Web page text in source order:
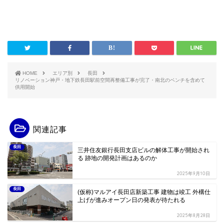
HOME エリア別
長田
リノベーション神戸・地下鉄長田駅前空間再整備工事が完了・南北のベンチを含めて
供用開始
関連記事
長田
三井住友銀行長田支店ビルの解体工事が開始され
る 跡地の開発計画はあるのか
2025年9月10日
長田
(仮称)マルアイ長田店新築工事 建物は竣工 外構仕
上げが進みオープン日の発表が待たれる
2025年8月28日